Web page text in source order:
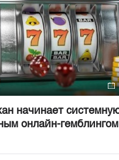
начинает
онлайн-